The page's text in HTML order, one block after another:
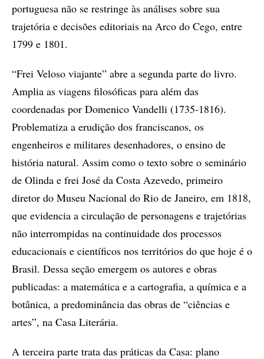
portuguesa não se restringe às análises sobre sua
trajetória e decisões editoriais na Arco do Cego, entre
1799 e 1801.
“Frei Veloso viajante” abre a segunda parte do livro.
Amplia as viagens filosóficas para além das
coordenadas por Domenico Vandelli (1735-1816).
Problematiza a erudição dos franciscanos, os
engenheiros e militares desenhadores, o ensino de
história natural. Assim como o texto sobre o seminário
de Olinda e frei José da Costa Azevedo, primeiro
diretor do Museu Nacional do Rio de Janeiro, em 1818,
que evidencia a circulação de personagens e trajetórias
não interrompidas na continuidade dos processos
educacionais e científicos nos territórios do que hoje é o
Brasil. Dessa seção emergem os autores e obras
publicadas: a matemática e a cartografia, a química e a
botânica, a predominância das obras de “ciências e
artes”, na Casa Literária.
A terceira parte trata das práticas da Casa: plano